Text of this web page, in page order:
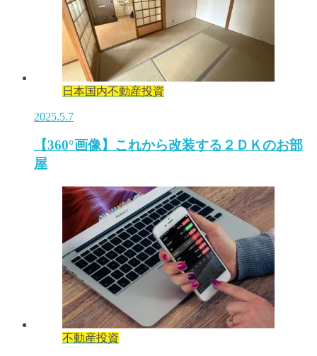
日本国内不動産投資
2025.5.7
【360°画像】これから改装する２ＤＫのお部
屋
不動産投資